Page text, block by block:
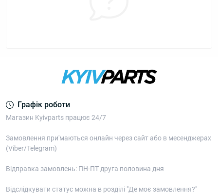
Графік роботи
Магазин Kyivparts працює 24/7
Замовлення при'маються онлайн через сайт або в месенджерах
(Viber/Telegram)
Відправка замовлень: ПН-ПТ друга половина дня
Відслідкувати статус можна в розділі "Де моє замовлення?"